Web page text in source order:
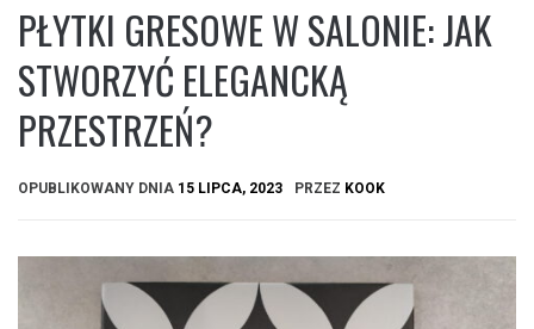
PŁYTKI GRESOWE W SALONIE: JAK
STWORZYĆ ELEGANCKĄ
PRZESTRZEŃ?
OPUBLIKOWANY DNIA 15 LIPCA, 2023 PRZEZ KOOK